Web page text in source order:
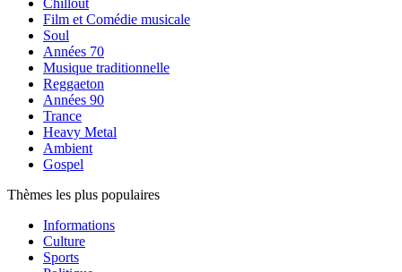
Chillout
Film et Comédie musicale
Soul
Années 70
Musique traditionnelle
Reggaeton
Années 90
Trance
Heavy Metal
Ambient
Gospel
Thèmes les plus populaires
Informations
Culture
Sports